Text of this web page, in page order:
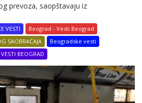
prevoza, saopštavaju iz
VESTI
Beograd - Vesti Beograd
SAOBRAĆAJA
Beogradske vesti
BEOGRAD